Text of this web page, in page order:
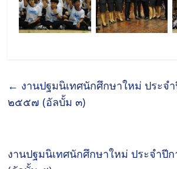
← งานปฐมนิเทศนักศึกษาใหม่ ประจ
๒๕๕๗ (อัลบั้ม ๓)
งานปฐมนิเทศนักศึกษาใหม่ ประจำปี